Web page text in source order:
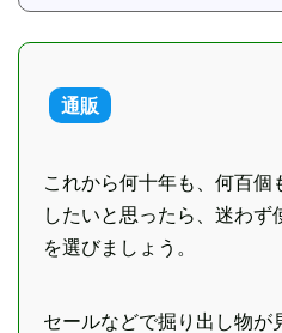
通販
これから何十年も、何百
したいと思ったら、迷わず
を選びましょう。
セールなどで掘り出し物が